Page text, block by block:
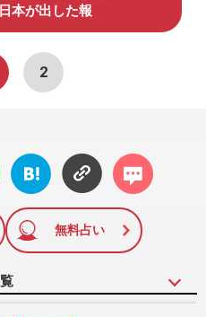
本が出した報
2
はてな
ブック
に追加
コメン
ト
無料占い